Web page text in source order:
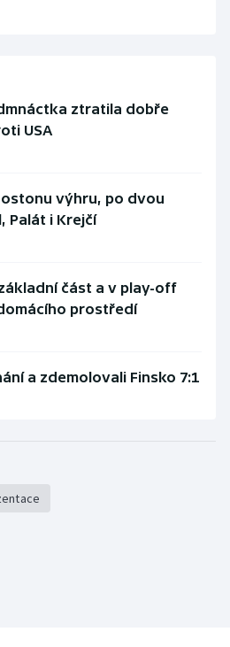
ztratila dobře
USA
výhru, po dvou
Palát i Krejčí
část a v play-off
prostředí
a zdemolovali Finsko 7:1